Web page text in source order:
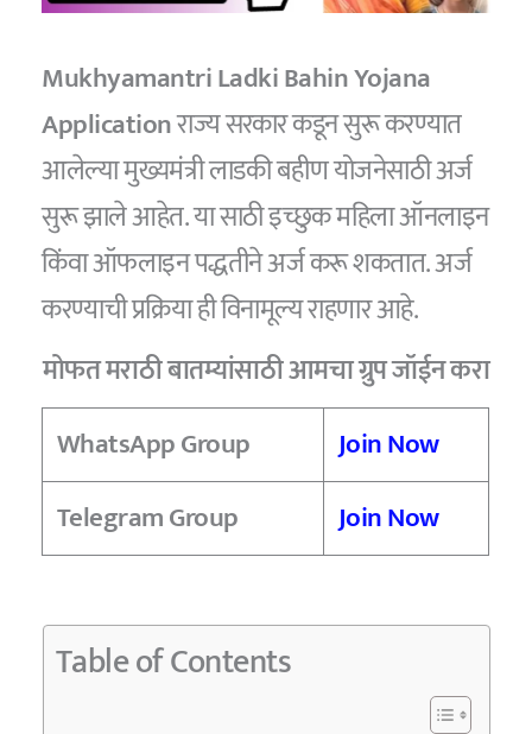
Mukhyamantri Ladki Bahin Yojana
Applicationराज्य सरकार कडून सुरू करण्यात
आलेल्या मुख्यमंत्री लाडकी बहीण योजनेसाठी अर्ज
सुरू झाले आहेत. या साठी इच्छुक महिला ऑनलाइन
किंवा ऑफलाइन पद्धतीने अर्ज करू शकतात. अर्ज
करण्याची प्रक्रिया ही विनामूल्य राहणार आहे.
मोफत मराठी बातम्यांसाठी आमचा ग्रुप जॉईन करा
WhatsApp Group
Join Now
Telegram Group
Join Now
Table of Contents